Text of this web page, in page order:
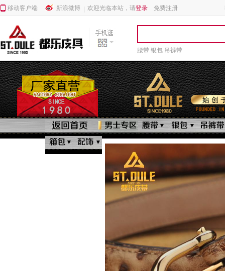
移动客户端 新浪微博 欢迎光临本站，请登录 免费注册
腰带 银包 吊裤带